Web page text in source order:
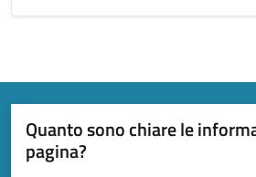
Quanto sono chiare le
pagina?